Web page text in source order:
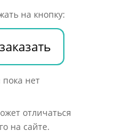
на кнопку:
отличаться
на сайте.